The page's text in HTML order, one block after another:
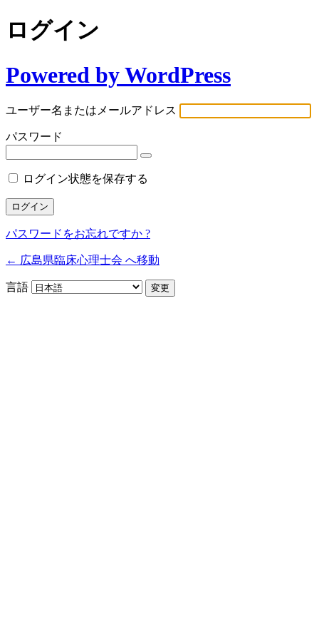
ログイン
Powered by WordPress
ユーザー名またはメールアドレス
パスワード
ログイン状態を保存する
パスワードをお忘れですか ?
← 広島県臨床心理士会 へ移動
言語